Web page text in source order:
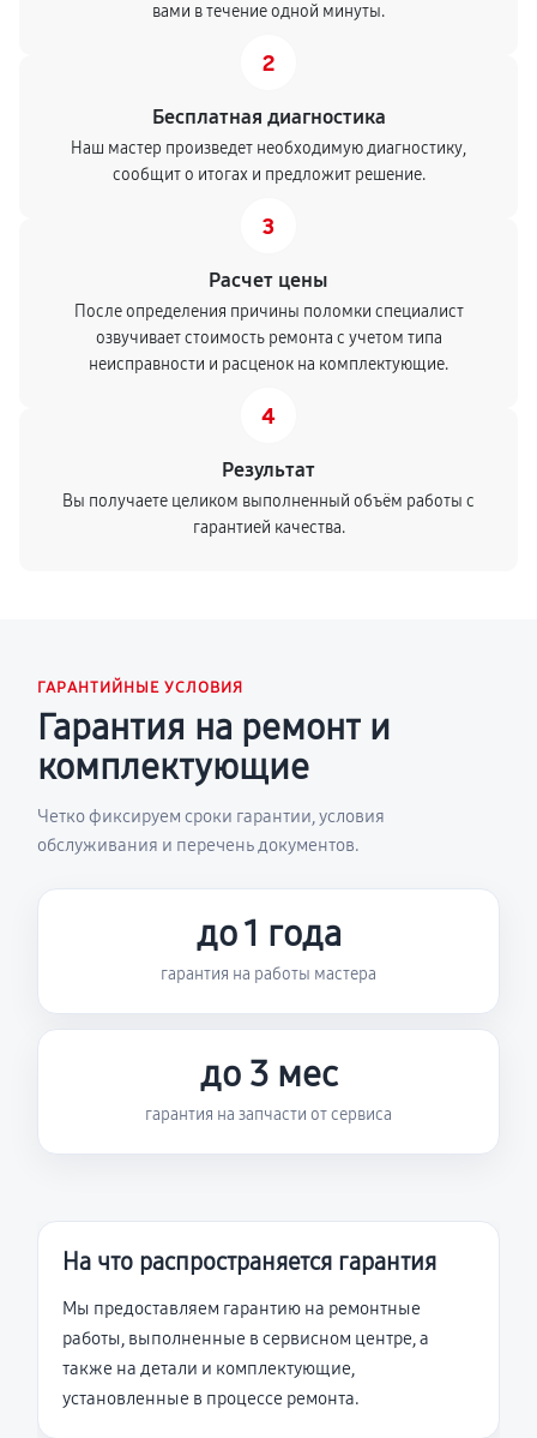
вами в течение одной минуты.
2
Бесплатная диагностика
Наш мастер произведет необходимую диагностику,
сообщит о итогах и предложит решение.
3
Расчет цены
После определения причины поломки специалист
озвучивает стоимость ремонта с учетом типа
неисправности и расценок на комплектующие.
4
Результат
Вы получаете целиком выполненный объём работы с
гарантией качества.
ГАРАНТИЙНЫЕ УСЛОВИЯ
Гарантия на ремонт и
комплектующие
Четко фиксируем сроки гарантии, условия
обслуживания и перечень документов.
до 1 года
гарантия на работы мастера
до 3 мес
гарантия на запчасти от сервиса
На что распространяется гарантия
Мы предоставляем гарантию на ремонтные
работы, выполненные в сервисном центре, а
также на детали и комплектующие,
установленные в процессе ремонта.